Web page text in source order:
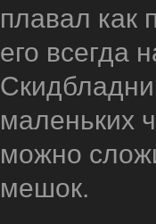
плавал как
его всегда
маленьких
можно
мешок.